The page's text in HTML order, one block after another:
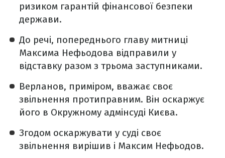
ризиком гарантій фінансової безпеки
держави.
До речі, попереднього главу митниці
Максима Нефьодова відправили у
відставку разом з трьома заступниками.
Верланов, приміром, вважає своє
звільнення протиправним. Він оскаржує
його в Окружному адмінсуді Києва.
Згодом оскаржувати у суді своє
звільнення вирішив і Максим Нефьодов.